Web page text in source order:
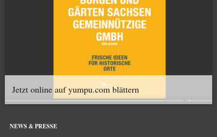
Jetzt online auf yumpu.com blättern
NEWS & PRESSE